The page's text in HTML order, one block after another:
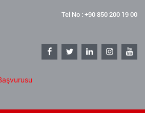
Tel No : +90 850 200 19 00